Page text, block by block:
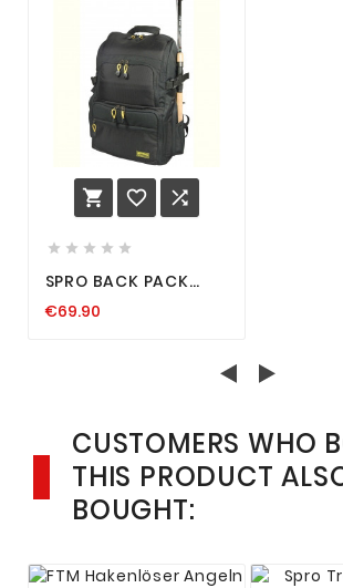
  
    
SPRO BACK PACK
KÖDERBOX,
€69.90
CUSTOMERS WHO
THIS PRODUCT
BOUGHT: